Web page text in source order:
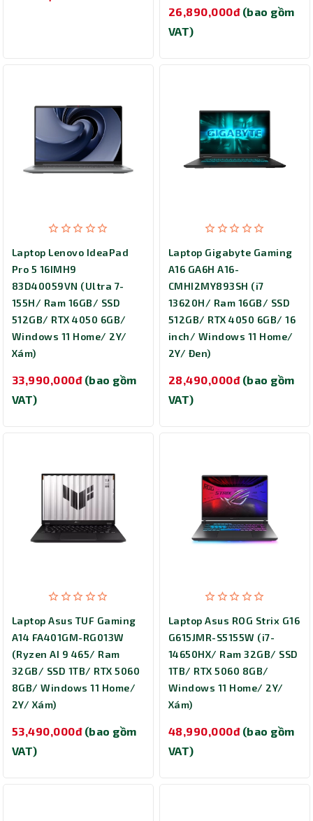
26,890,000đ (bao gồm
VAT)
Laptop Lenovo IdeaPad
Pro 5 16IMH9
83D40059VN (Ultra 7-
155H/ Ram 16GB/ SSD
512GB/ RTX 4050 6GB/
Windows 11 Home/ 2Y/
Xám)
33,990,000đ (bao gồm
VAT)
Laptop Gigabyte Gaming
A16 GA6H A16-
CMHI2MY893SH (i7
13620H/ Ram 16GB/ SSD
512GB/ RTX 4050 6GB/ 16
inch/ Windows 11 Home/
2Y/ Đen)
28,490,000đ (bao gồm
VAT)
Laptop Asus TUF Gaming
A14 FA401GM-RG013W
(Ryzen AI 9 465/ Ram
32GB/ SSD 1TB/ RTX 5060
8GB/ Windows 11 Home/
2Y/ Xám)
53,490,000đ (bao gồm
VAT)
Laptop Asus ROG Strix G16
G615JMR-S5155W (i7-
14650HX/ Ram 32GB/ SSD
1TB/ RTX 5060 8GB/
Windows 11 Home/ 2Y/
Xám)
48,990,000đ (bao gồm
VAT)